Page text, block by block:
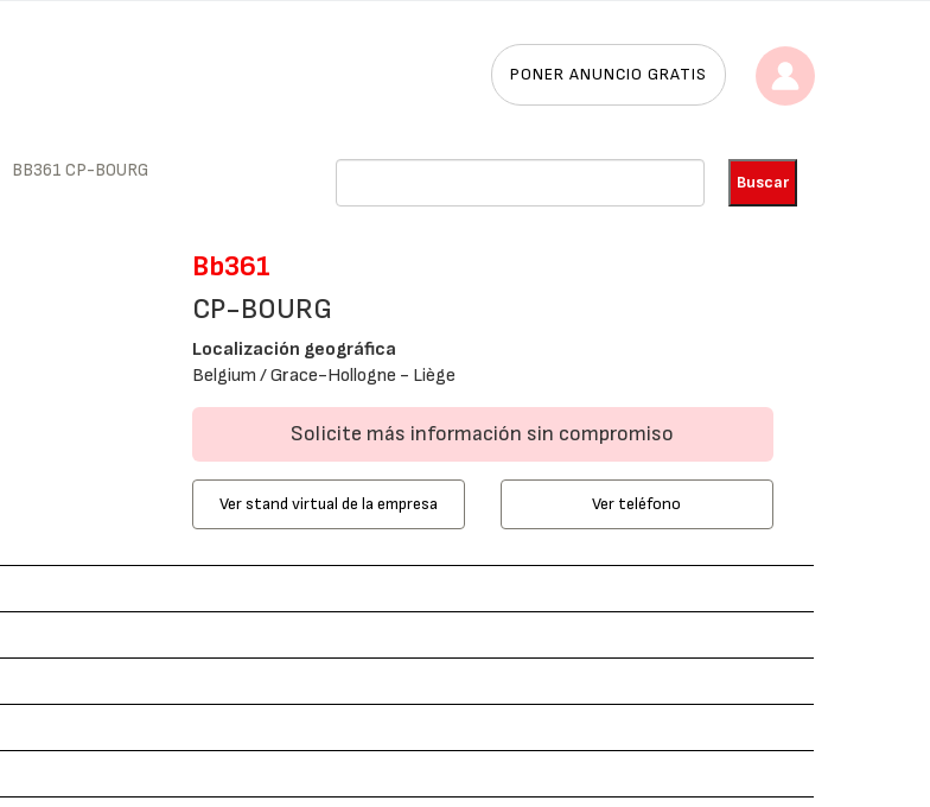
PONER ANUNCIO GRATIS
BB361 CP-BOURG
Bb361
CP-BOURG
Localización geográfica
Belgium / Grace-Hollogne - Liège
Solicite más información sin compromiso
Ver stand virtual de la empresa Ver teléfono